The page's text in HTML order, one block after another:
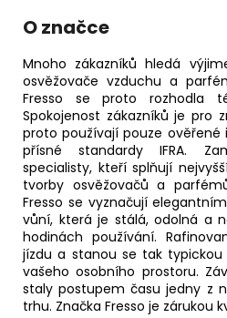
O značce
Mnoho zákazníků hledá
osvěžovače vzduchu a
Fresso se proto rozhodla
Spokojenost zákazníků je pro
proto používají pouze ověřené
přísné standardy IFRA.
specialisty, kteří splňují
tvorby osvěžovačů a
Fresso se vyznačují
vůní, která je stálá, odolná a
hodinách používání.
jízdu a stanou se tak
vašeho osobního prostoru.
staly postupem času jedny z
trhu. Značka Fresso je zárukou